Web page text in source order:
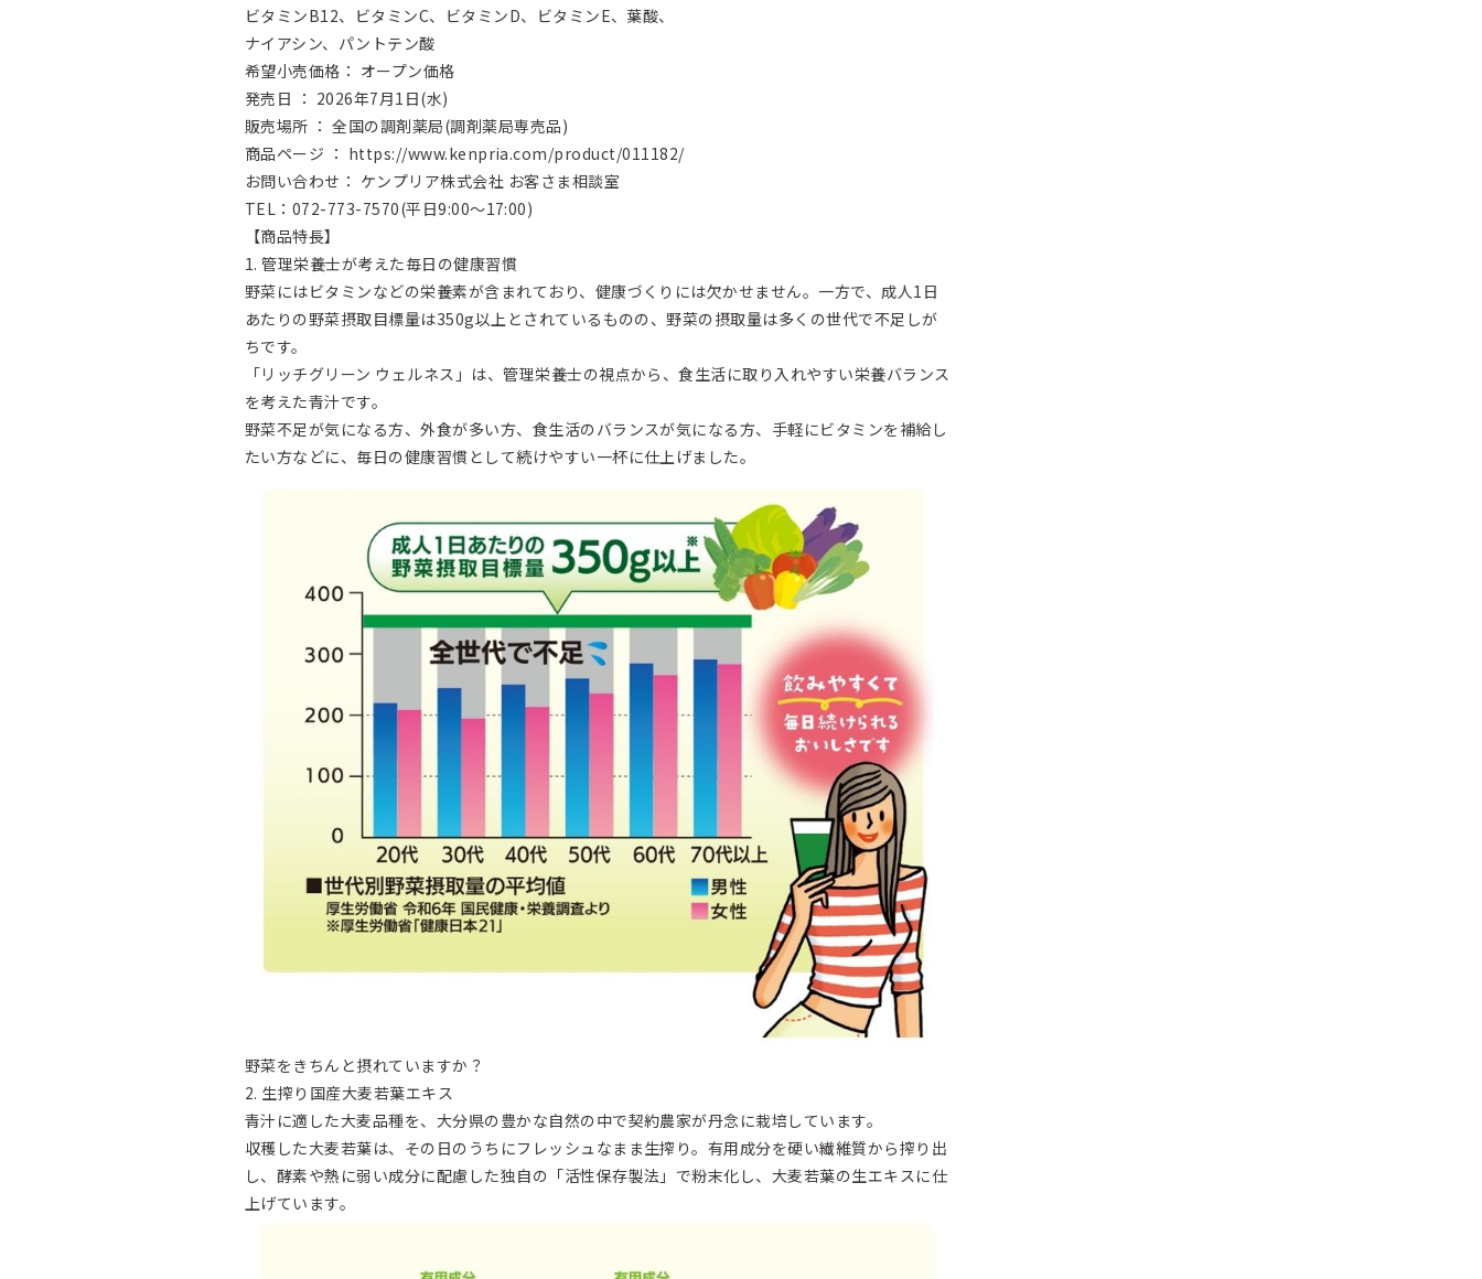
ビタミンB12、ビタミンC、ビタミンD、ビタミンE、葉酸、
ナイアシン、パントテン酸
希望小売価格： オープン価格
発売日 ： 2026年7月1日(水)
販売場所 ： 全国の調剤薬局(調剤薬局専売品)
商品ページ ： https://www.kenpria.com/product/011182/
お問い合わせ： ケンプリア株式会社 お客さま相談室
TEL：072-773-7570(平日9:00～17:00)
【商品特長】
1. 管理栄養士が考えた毎日の健康習慣
野菜にはビタミンなどの栄養素が含まれており、健康づくりには欠かせません。一方で、成人1日
あたりの野菜摂取目標量は350g以上とされているものの、野菜の摂取量は多くの世代で不足しが
ちです。
「リッチグリーン ウェルネス」は、管理栄養士の視点から、食生活に取り入れやすい栄養バランス
を考えた青汁です。
野菜不足が気になる方、外食が多い方、食生活のバランスが気になる方、手軽にビタミンを補給し
たい方などに、毎日の健康習慣として続けやすい一杯に仕上げました。
野菜をきちんと摂れていますか？
2. 生搾り国産大麦若葉エキス
青汁に適した大麦品種を、大分県の豊かな自然の中で契約農家が丹念に栽培しています。
収穫した大麦若葉は、その日のうちにフレッシュなまま生搾り。有用成分を硬い繊維質から搾り出
し、酵素や熱に弱い成分に配慮した独自の「活性保存製法」で粉末化し、大麦若葉の生エキスに仕
上げています。